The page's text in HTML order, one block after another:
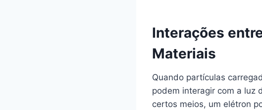
Interações
Materiais
Quando partículas
podem interagir com a luz
certos meios, um elétron